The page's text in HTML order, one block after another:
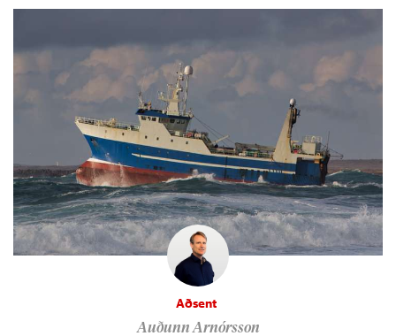
Aðsent
Auðunn Arnórsson